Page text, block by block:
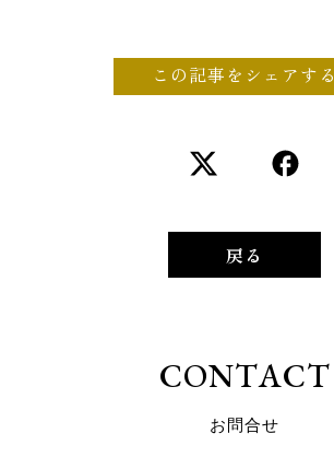
この記事をシェアする
戻る
CONTACT
お問合せ